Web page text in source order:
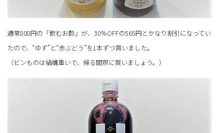
通常808円の「飲むお酢」が、30％OFFの565円とかなり割引になってい
たので、“ゆず”と“赤ぶどう”を1本ずつ買いました。
（ビンものは結構重いで、帰る間際に買いましょう。）